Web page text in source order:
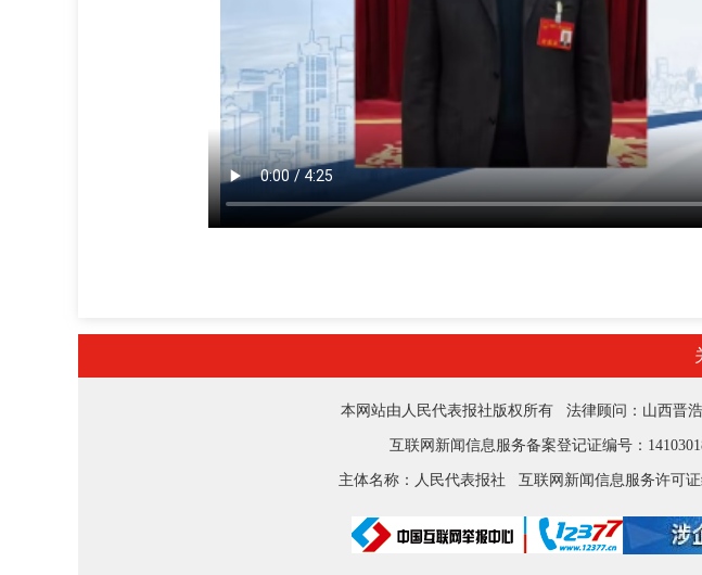
本网站由人民代表报社版权所有 法律顾问：山西晋
互联网新闻信息服务备案登记证编号：
主体名称：人民代表报社 互联网新闻信息服务许可证